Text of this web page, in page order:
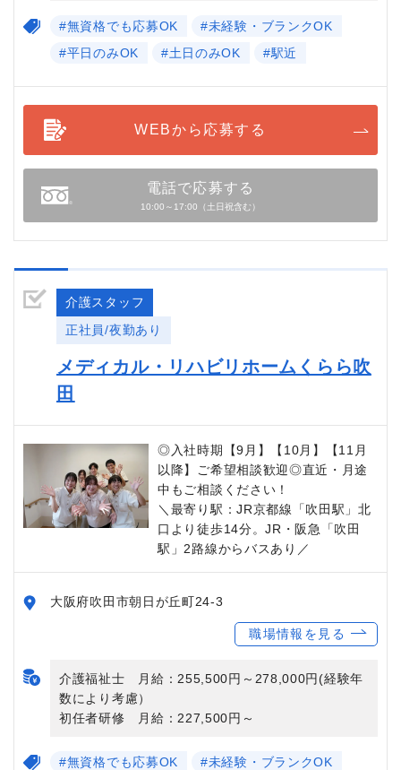
#無資格でも応募OK
#未経験・ブランクOK
#平日のみOK
#土日のみOK #駅近
WEBから応募する
電話で応募する
10:00～17:00（土日祝含む）
介護スタッフ
正社員/夜勤あり
メディカル・リハビリホームくらら吹
田
◎入社時期【9月】【10月】【11月
以降】ご希望相談歓迎◎直近・月途
中もご相談ください！
＼最寄り駅：JR京都線「吹田駅」北
口より徒歩14分。JR・阪急「吹田
駅」2路線からバスあり／
大阪府吹田市朝日が丘町24-3
職場情報を見る
介護福祉士 月給：255,500円～278,000円(経験年
数により考慮）
初任者研修 月給：227,500円～
#無資格でも応募OK
#未経験・ブランクOK